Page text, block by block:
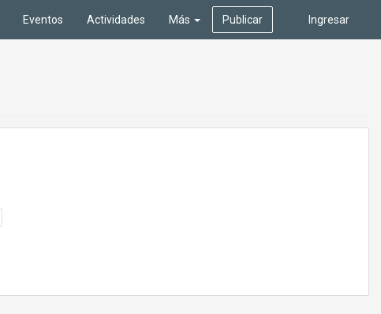
Ingresar
Eventos Actividades Más Publicar